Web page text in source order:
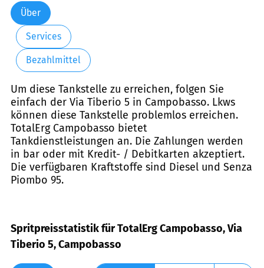
Über
Services
Bezahlmittel
Um diese Tankstelle zu erreichen, folgen Sie
einfach der Via Tiberio 5 in Campobasso. Lkws
können diese Tankstelle problemlos erreichen.
TotalErg Campobasso bietet
Tankdienstleistungen an. Die Zahlungen werden
in bar oder mit Kredit- / Debitkarten akzeptiert.
Die verfügbaren Kraftstoffe sind Diesel und Senza
Piombo 95.
Spritpreisstatistik für TotalErg Campobasso, Via
Tiberio 5, Campobasso